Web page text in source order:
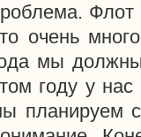
Флот
очень
мы
году у
планируем